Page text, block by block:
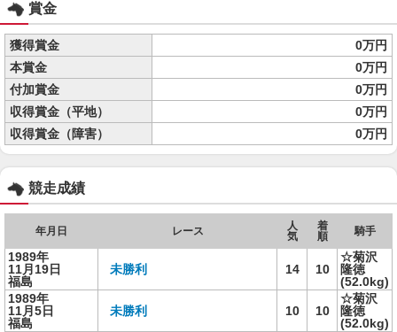
賞金
獲得賞金
0万円
本賞金
0万円
付加賞金
0万円
収得賞金（平地）
0万円
収得賞金（障害）
0万円
競走成績
年月日 レース
人
気
着
順
騎手
1989年
11月19日
福島
未勝利 14 10
☆菊沢
隆徳
(52.0kg)
1989年
11月5日
福島
未勝利 10 10
☆菊沢
隆徳
(52.0kg)